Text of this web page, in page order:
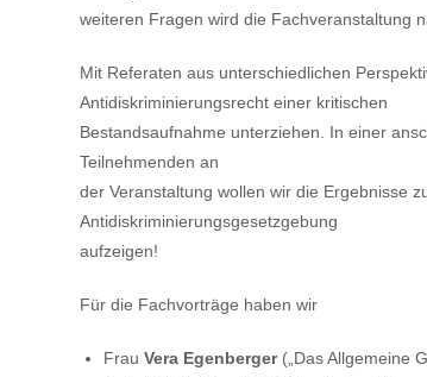
weiteren Fragen wird die Fachveranstaltung
Mit Referaten aus unterschiedlichen
Antidiskriminierungsrecht einer kritischen
Bestandsaufnahme unterziehen. In einer
Teilnehmenden an
der Veranstaltung wollen wir die Ergebnisse
Antidiskriminierungsgesetzgebung
aufzeigen!
Für die Fachvorträge haben wir
FrauVera Egenberger(„Das Allgemeine